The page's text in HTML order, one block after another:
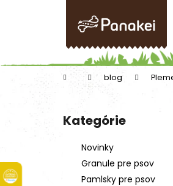
Domov blog
Preskočiť
kategórie
Kategórie
Novinky
Granule pre psov
Pamlsky pre psov
k
obchodu
obchodu